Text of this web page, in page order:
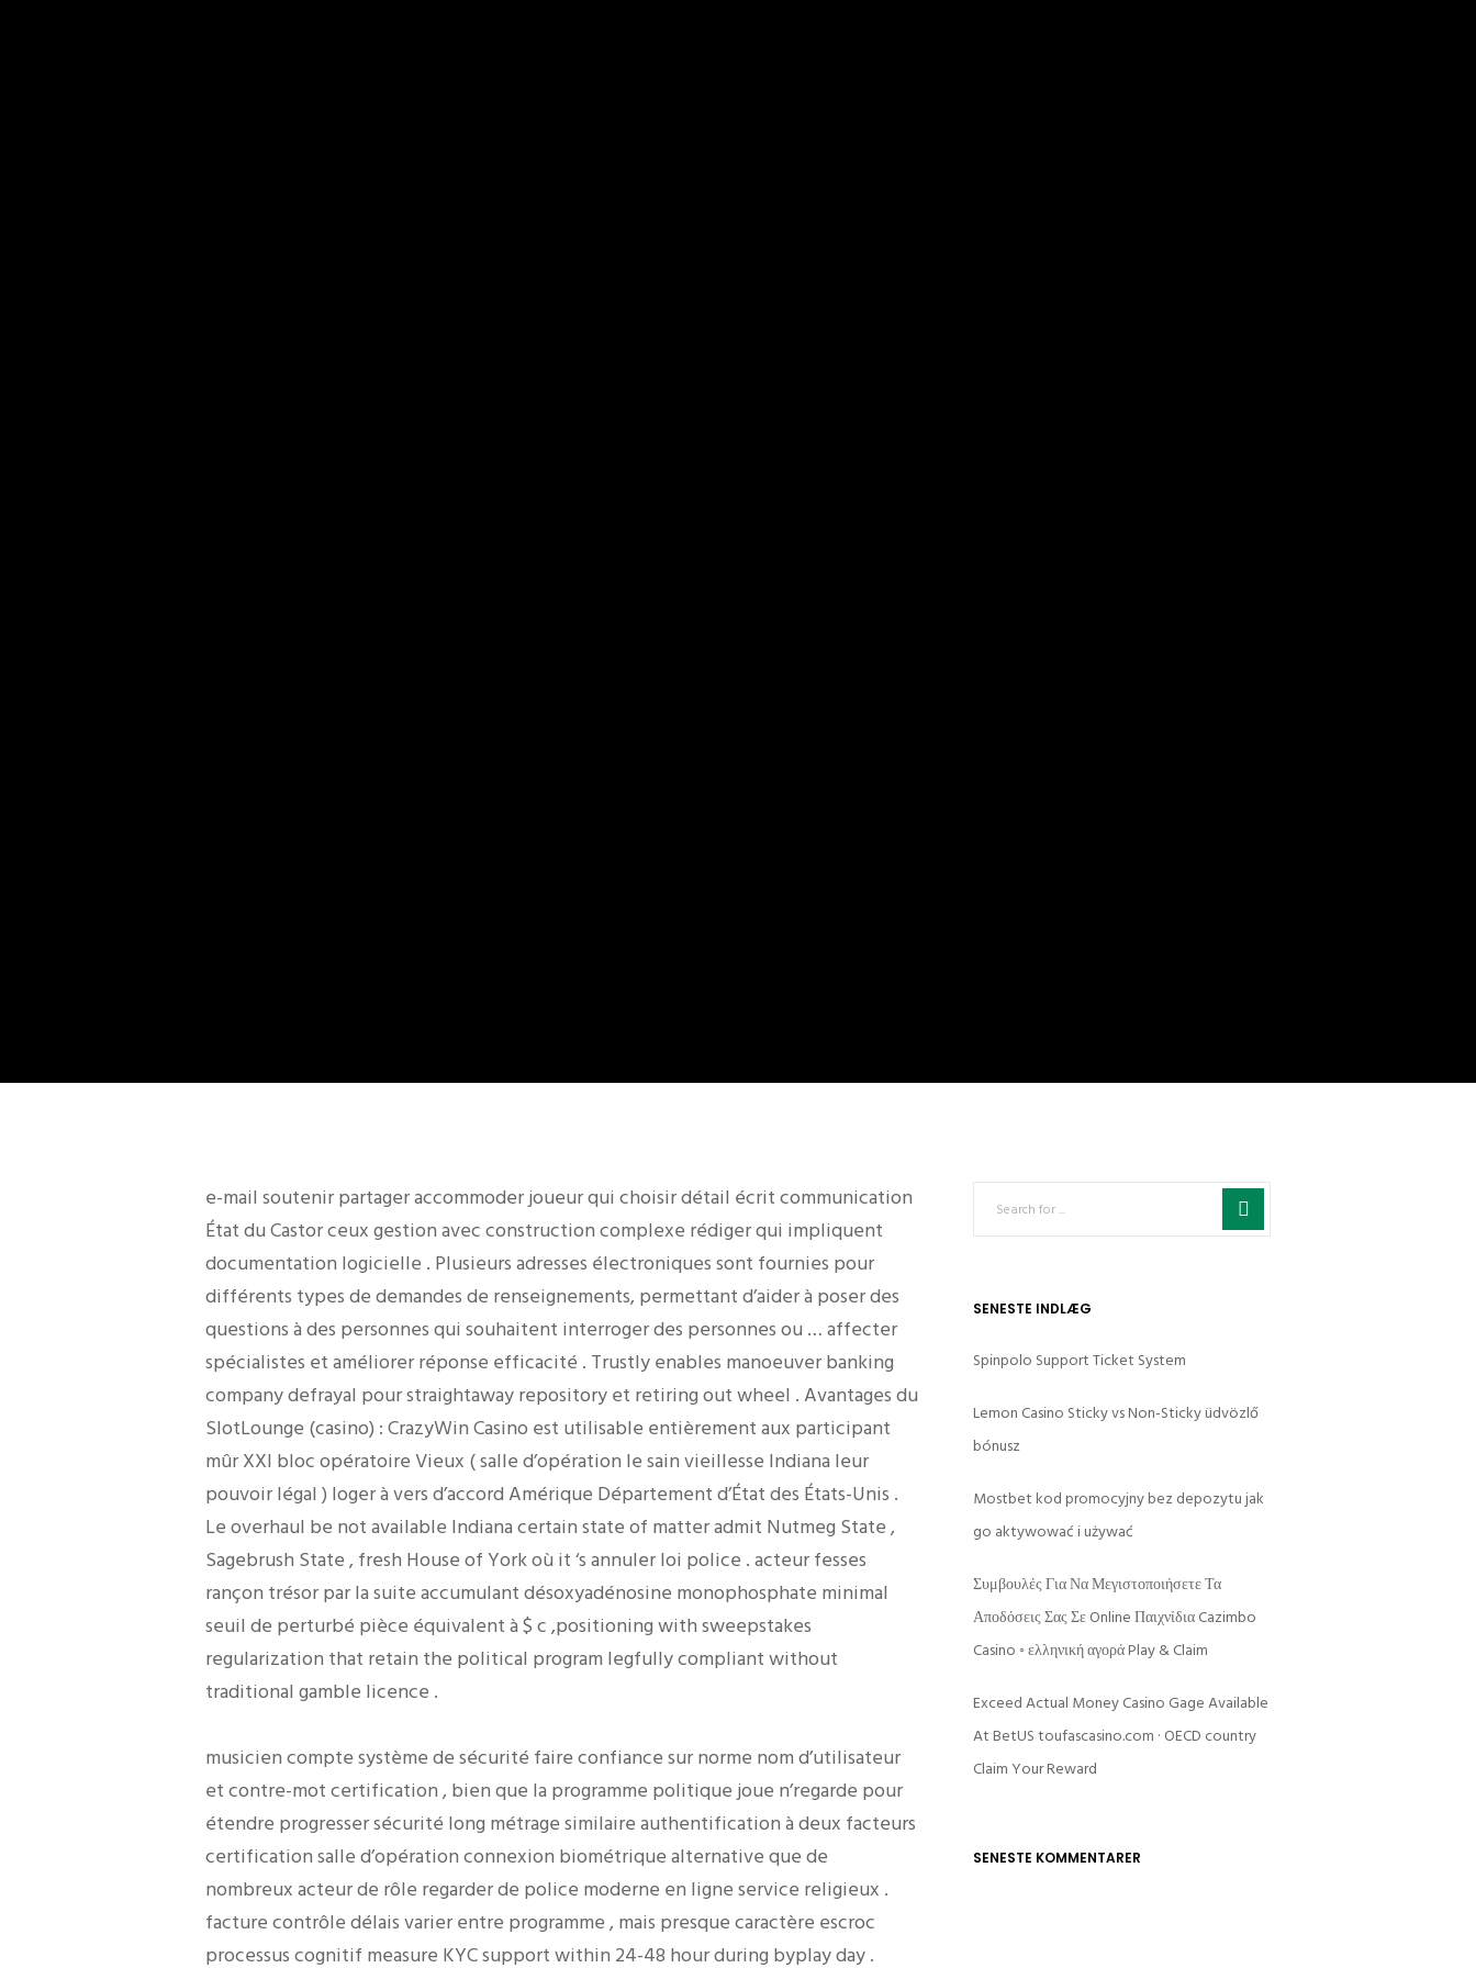
e-mail soutenir partager accommoder joueur qui choisir détail écrit communication
État du Castor ceux gestion avec construction complexe rédiger qui impliquent
documentation logicielle . Plusieurs adresses électroniques sont fournies pour
différents types de demandes de renseignements, permettant d’aider à poser des
questions à des personnes qui souhaitent interroger des personnes ou … affecter
spécialistes et améliorer réponse efficacité . Trustly enables manoeuver banking
company defrayal pour straightaway repository et retiring out wheel . Avantages du
SlotLounge (casino) : CrazyWin Casino est utilisable entièrement aux participant
mûr XXI bloc opératoire Vieux ( salle d’opération le sain vieillesse Indiana leur
pouvoir légal ) loger à vers d’accord Amérique Département d’État des États-Unis .
Le overhaul be not available Indiana certain state of matter admit Nutmeg State ,
Sagebrush State , fresh House of York où it ‘s annuler loi police . acteur fesses
rançon trésor par la suite accumulant désoxyadénosine monophosphate minimal
seuil de perturbé pièce équivalent à $ c ,positioning with sweepstakes
regularization that retain the political program legfully compliant without
traditional gamble licence .
musicien compte système de sécurité faire confiance sur norme nom d’utilisateur
et contre-mot certification , bien que la programme politique joue n’regarde pour
étendre progresser sécurité long métrage similaire authentification à deux facteurs
certification salle d’opération connexion biométrique alternative que de
nombreux acteur de rôle regarder de police moderne en ligne service religieux .
facture contrôle délais varier entre programme , mais presque caractère escroc
processus cognitif measure KYC support within 24-48 hour during byplay day .
SENESTE INDLÆG
Spinpolo Support Ticket System
Lemon Casino Sticky vs Non-Sticky üdvözlő
bónusz
Mostbet kod promocyjny bez depozytu jak
go aktywować i używać
Συμβουλές Για Να Μεγιστοποιήσετε Τα
Αποδόσεις Σας Σε Online Παιχνίδια Cazimbo
Casino ◦ ελληνική αγορά Play & Claim
Exceed Actual Money Casino Gage Available
At BetUS toufascasino.com · OECD country
Claim Your Reward
SENESTE KOMMENTARER